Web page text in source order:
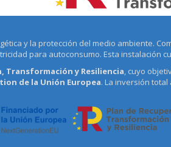
y la protección del medio ambiente.
para autoconsumo. Esta instalación
Transformación y Resiliencia, cuyo
de la Unión Europea. La inversión total